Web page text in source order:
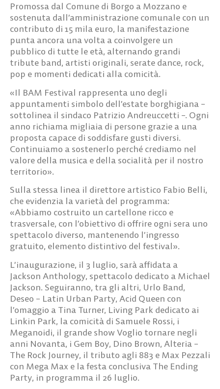
Promossa dal Comune di Borgo a Mozzano e
sostenuta dall’amministrazione comunale con un
contributo di 15 mila euro, la manifestazione
punta ancora una volta a coinvolgere un
pubblico di tutte le età, alternando grandi
tribute band, artisti originali, serate dance, rock,
pop e momenti dedicati alla comicità.
«Il BAM Festival rappresenta uno degli
appuntamenti simbolo dell’estate borghigiana –
sottolinea il sindaco Patrizio Andreuccetti –. Ogni
anno richiama migliaia di persone grazie a una
proposta capace di soddisfare gusti diversi.
Continuiamo a sostenerlo perché crediamo nel
valore della musica e della socialità per il nostro
territorio».
Sulla stessa linea il direttore artistico Fabio Belli,
che evidenzia la varietà del programma:
«Abbiamo costruito un cartellone ricco e
trasversale, con l’obiettivo di offrire ogni sera uno
spettacolo diverso, mantenendo l’ingresso
gratuito, elemento distintivo del festival».
L’inaugurazione, il 3 luglio, sarà affidata a
Jackson Anthology, spettacolo dedicato a Michael
Jackson. Seguiranno, tra gli altri, Urlo Band,
Deseo – Latin Urban Party, Acid Queen con
l’omaggio a Tina Turner, Living Park dedicato ai
Linkin Park, la comicità di Samuele Rossi, i
Meganoidi, il grande show Voglio tornare negli
anni Novanta, i Gem Boy, Dino Brown, Alteria –
The Rock Journey, il tributo agli 883 e Max Pezzali
con Mega Max e la festa conclusiva The Ending
Party, in programma il 26 luglio.